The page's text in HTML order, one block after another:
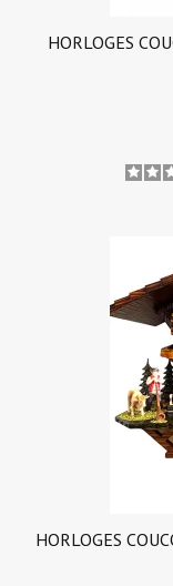
HORLOGES
HORLOGES